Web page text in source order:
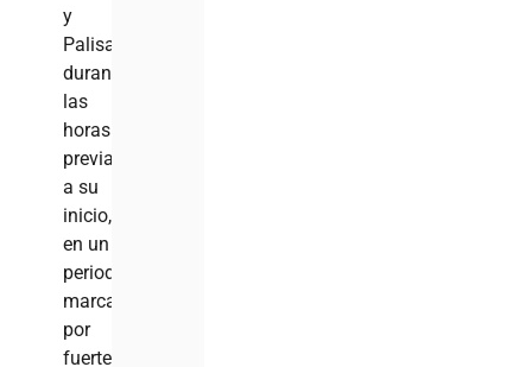
y
Palisades
durante
las
horas
previas
a su
inicio,
en un
periodo
marcado
por
fuertes